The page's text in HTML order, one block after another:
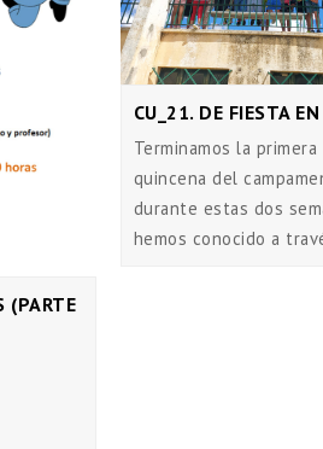
(PARTE
CU_21. DE FIESTA
Terminamos la primera
quincena del
durante estas dos
hemos conocido a